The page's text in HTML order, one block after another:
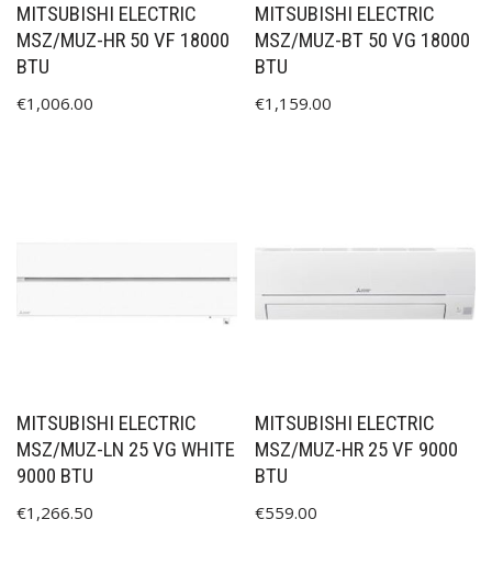
MITSUBISHI ELECTRIC
MSZ/MUZ-HR 50 VF 18000
BTU
€1,006.00
MITSUBISHI ELECTRIC
MSZ/MUZ-BT 50 VG 18000
BTU
€1,159.00
MITSUBISHI ELECTRIC
MSZ/MUZ-LN 25 VG WHITE
9000 BTU
€1,266.50
MITSUBISHI ELECTRIC
MSZ/MUZ-HR 25 VF 9000
BTU
€559.00